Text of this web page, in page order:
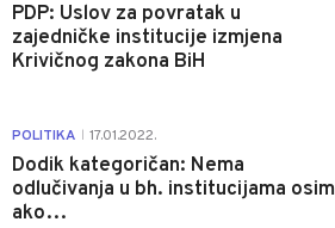
PDP: Uslov za povratak u
zajedničke institucije izmjena
Krivičnog zakona BiH
POLITIKA 17.01.2022.
Dodik kategoričan: Nema
odlučivanja u bh. institucijama osim
ako…